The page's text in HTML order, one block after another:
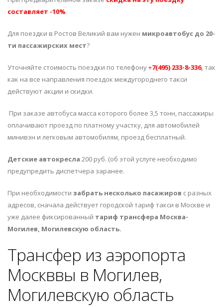
составляет -10%
Для поездки в Ростов Великий вам нужен микроавтобус до 20-
ти пассажирских мест?
Уточняйте стоимость поездки по телефону+7(495) 233-8-336, так
как на все направления поездок междугороднего такси
действуют акции и скидки.
При заказе автобуса масса которого более 3,5 тонн, пассажиры
оплачивают проезд по платному участку, для автомобилей
минивэн и легковым автомобилям, проезд бесплатный.
Детские автокресла 200 руб. (об этой услуге необходимо
предупредить диспетчера заранее.
При необходимости забрать несколько пасажиров с разных
адресов, сначала действует городской тариф такси в Москве и
уже далее фиксированный тариф трансфера Москва-
Могилев, Могилевскую область.
Трансфер из аэропорта
Москввы в Могилев,
Могилевскую область